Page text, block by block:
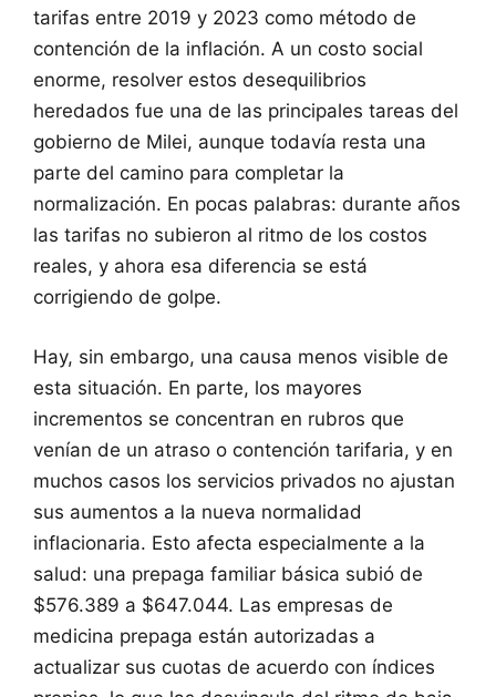
tarifas entre 2019 y 2023 como método de
contención de la inflación. A un costo social
enorme, resolver estos desequilibrios
heredados fue una de las principales tareas del
gobierno de Milei, aunque todavía resta una
parte del camino para completar la
normalización. En pocas palabras: durante años
las tarifas no subieron al ritmo de los costos
reales, y ahora esa diferencia se está
corrigiendo de golpe.
Hay, sin embargo, una causa menos visible de
esta situación. En parte, los mayores
incrementos se concentran en rubros que
venían de un atraso o contención tarifaria, y en
muchos casos los servicios privados no ajustan
sus aumentos a la nueva normalidad
inflacionaria. Esto afecta especialmente a la
salud: una prepaga familiar básica subió de
$576.389 a $647.044. Las empresas de
medicina prepaga están autorizadas a
actualizar sus cuotas de acuerdo con índices